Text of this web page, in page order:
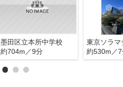
墨田区立本所中学校
約704m／9分
東京ソラマ
約530m／